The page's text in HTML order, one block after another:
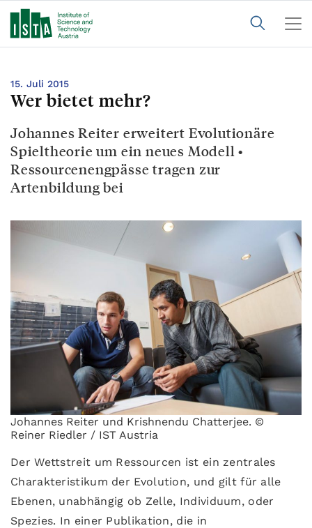
15. Juli 2015
Wer bietet mehr?
Johannes Reiter erweitert Evolutionäre
Spieltheorie um ein neues Modell •
Ressourcenengpässe tragen zur
Artenbildung bei
Johannes Reiter und Krishnendu Chatterjee. ©
Reiner Riedler / IST Austria
Der Wettstreit um Ressourcen ist ein zentrales
Charakteristikum der Evolution, und gilt für alle
Ebenen, unabhängig ob Zelle, Individuum, oder
Spezies. In einer Publikation, die in